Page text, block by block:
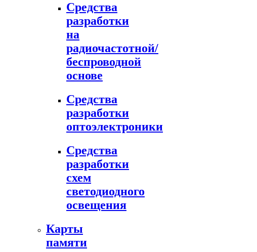
Средства
разработки
на
радиочастотной/
беспроводной
основе
Средства
разработки
оптоэлектроники
Средства
разработки
схем
светодиодного
освещения
Карты
памяти